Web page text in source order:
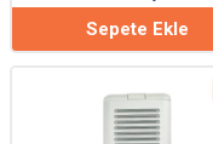
Sepete Ekle